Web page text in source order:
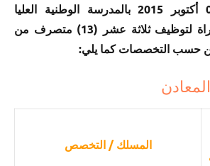
والمعادن – يوم 04 أكتوبر 2015 بالمدرسة الوطنية العليا
للمعادن بالرباط مباراة لتوظيف ثلاثة عشر (13) متصرف من
حسب التخصصات كما يلي:
المسلك / التخصص